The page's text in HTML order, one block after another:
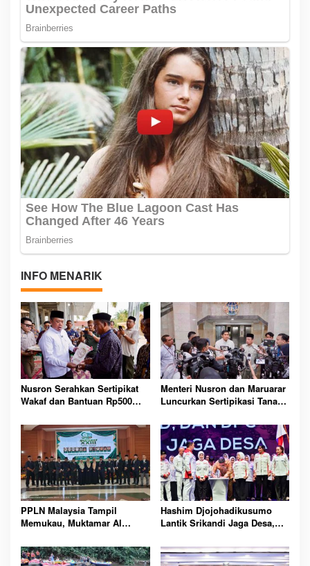
INFO MENARIK
Nusron Serahkan Sertipikat
Wakaf dan Bantuan Rp500
Tamiang Terdampak Bencana
Menteri Nusron dan Maruarar
Luncurkan Sertipikasi Tanah
Berpenghasilan Rendah
Seluruh Indonesia
PPLN Malaysia Tampil
Memukau, Muktamar Al
Internasional dan
Persaudaraan Umat
Hashim Djojohadikusumo
Lantik Srikandi Jaga Desa,
Perempuan Bangun
Indonesia dari Desa